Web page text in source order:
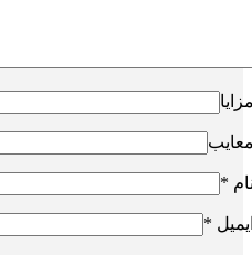
*
*